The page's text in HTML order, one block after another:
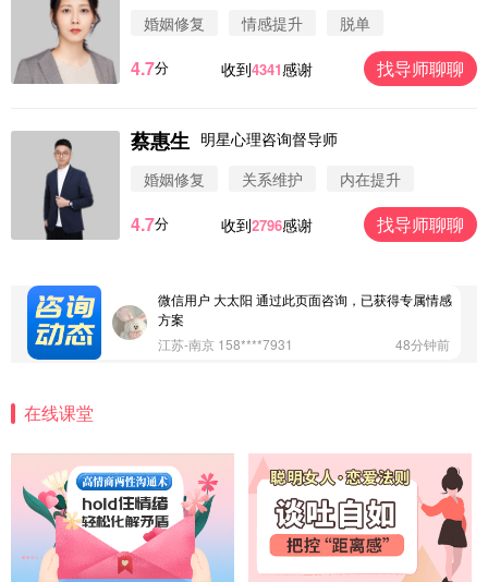
婚姻修复
情感提升 脱单
4.7分 收到4341感谢 找导师聊聊
蔡惠生 明星心理咨询督导师
婚姻修复
关系维护 内在提升
4.7分 收到2796感谢 找导师聊聊
微信用户 圆圈 通过此页面咨询，已获得专属情感方
案
微信用户 Vnno 通过此页面咨询，已获得专属情感方
微信用户 大太阳 通过此页面咨询，已获得专属情感
方案
江苏-南京 158****7931
48分钟前
情感方案
北京-朝阳 151****3189
22分钟前
微信用户 巧?媚儿 通过此页面咨询，已获得专属情感
方案
上海-浦东 177****9074
56分钟前
在线课堂